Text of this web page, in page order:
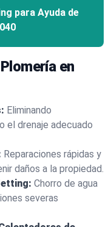
para Ayuda de
en
Eliminando
el drenaje adecuado
Reparaciones rápidas y
daños a la propiedad.
Chorro de agua
severas